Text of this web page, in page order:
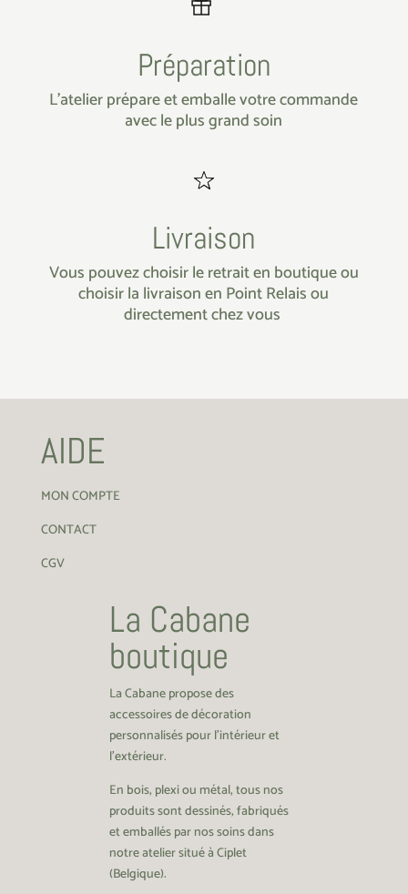
Préparation
L’atelier prépare et emballe votre commande
avec le plus grand soin
Livraison
Vous pouvez choisir le retrait en boutique ou
choisir la livraison en Point Relais ou
directement chez vous
AIDE
MON COMPTE
CONTACT
CGV
La Cabane
boutique
La Cabane propose des
accessoires de décoration
personnalisés pour l’intérieur et
l’extérieur.
En bois, plexi ou métal, tous nos
produits sont dessinés, fabriqués
et emballés par nos soins dans
notre atelier situé à Ciplet
(Belgique).